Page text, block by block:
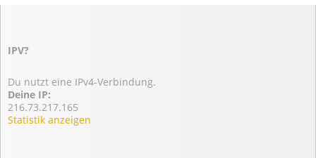
IPV?
Du nutzt eine IPv4-Verbindung.
Deine IP:
216.73.217.165
Statistik anzeigen